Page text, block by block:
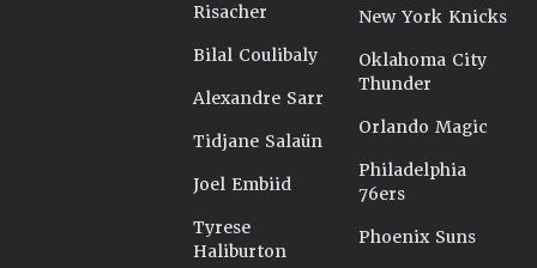
Risacher
Bilal Coulibaly
Alexandre Sarr
Tidjane Salaün
Joel Embiid
Tyrese
Haliburton
New York Knicks
Oklahoma City
Thunder
Orlando Magic
Philadelphia
76ers
Phoenix Suns